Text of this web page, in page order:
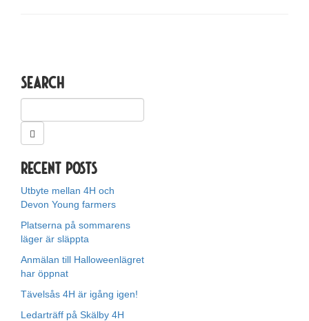
Search
Recent Posts
Utbyte mellan 4H och
Devon Young farmers
Platserna på sommarens
läger är släppta
Anmälan till Halloweenlägret
har öppnat
Tävelsås 4H är igång igen!
Ledarträff på Skälby 4H